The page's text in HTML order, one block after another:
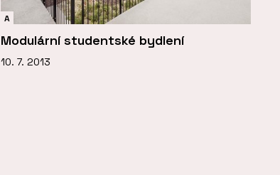
A
Modulární studentské bydlení
10. 7. 2013